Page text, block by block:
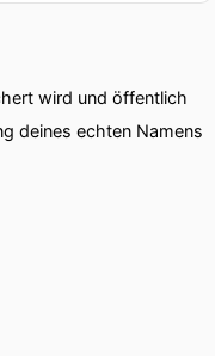
wird und öffentlich
deines echten Namens